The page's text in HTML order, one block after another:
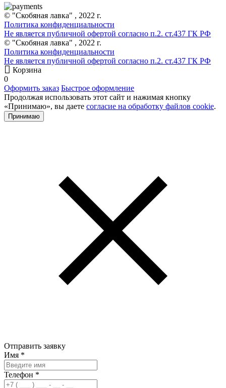
© "Скобяная лавка" , 2022 г.
Политика конфиденциальности
Не является публичной офертой согласно п.2. ст.437 ГК РФ
© "Скобяная лавка" , 2022 г.
Политика конфиденциальности
Не является публичной офертой согласно п.2. ст.437 ГК РФ
Корзина
0
Оформить заказ Быстрое оформление
Продолжая использовать этот сайт и нажимая кнопку
«Принимаю», вы даете согласие на обработку файлов cookie.
Принимаю
Отправить заявку
Имя *
Телефон *